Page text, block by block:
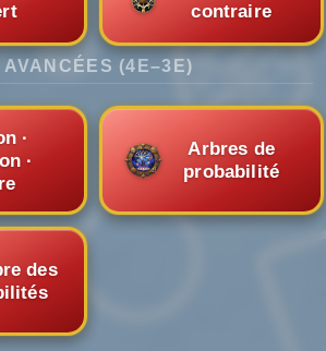
contraire
(4E–3E)
·
·
Arbres de
probabilité
des